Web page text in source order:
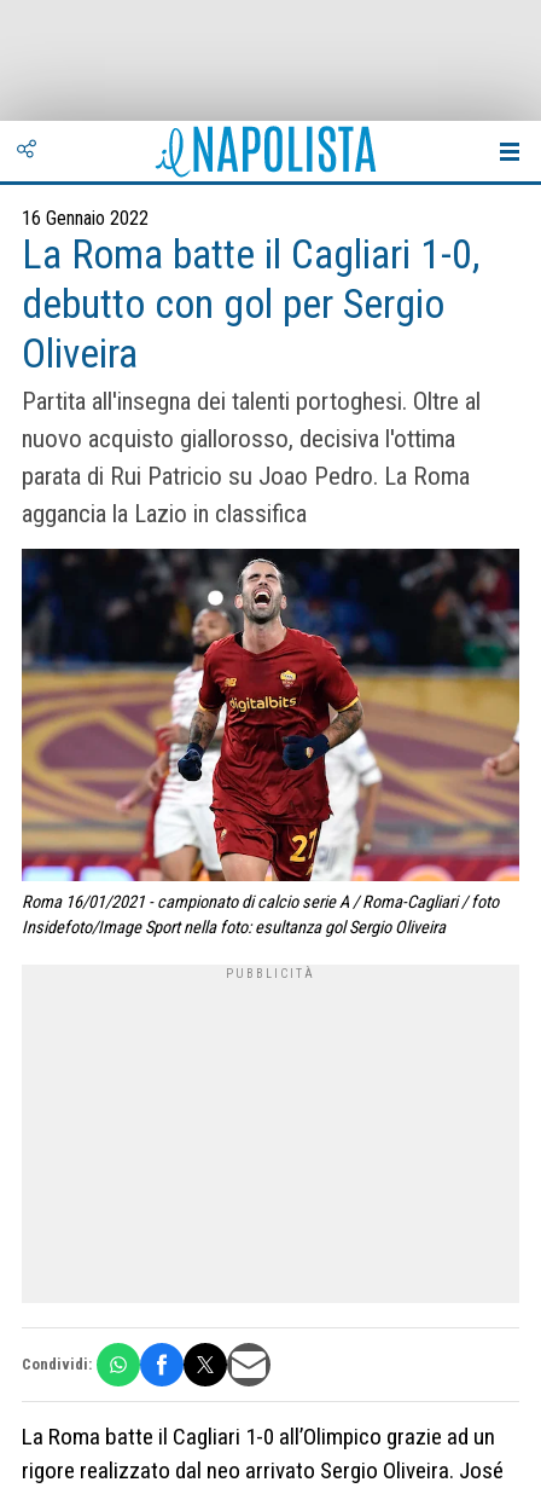
16 Gennaio 2022
La Roma batte il Cagliari 1-0,
debutto con gol per Sergio
Oliveira
Partita all'insegna dei talenti portoghesi. Oltre al
nuovo acquisto giallorosso, decisiva l'ottima
parata di Rui Patricio su Joao Pedro. La Roma
aggancia la Lazio in classifica
Roma 16/01/2021 - campionato di calcio serie A / Roma-Cagliari / foto
Insidefoto/Image Sport nella foto: esultanza gol Sergio Oliveira
Condividi:
La Roma batte il Cagliari 1-0 all’Olimpico grazie ad un
rigore realizzato dal neo arrivato Sergio Oliveira. José